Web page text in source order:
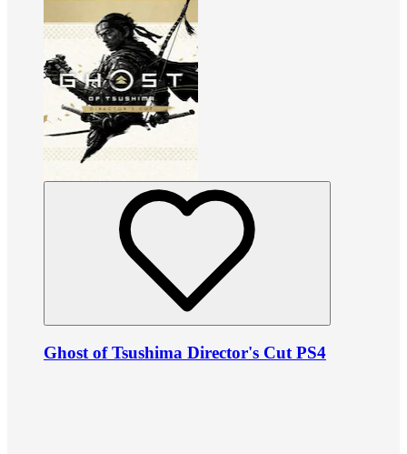
Ghost of Tsushima Director's Cut PS4